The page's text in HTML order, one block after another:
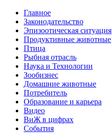
Главное
Законодательство
Эпизоотическая ситуация
Продуктивные животные
Птица
Рыбная отрасль
Наука и Технологии
Зообизнес
Домашние животные
Потребитель
Образование и карьера
Видео
ВиЖ в цифрах
События